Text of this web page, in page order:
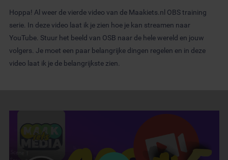
Hoppa! Al weer de vierde video van de Maakiets.nl OBS training
serie. In deze video laat ik je zien hoe je kan streamen naar
YouTube. Stuur het beeld van OSB naar de hele wereld en jouw
volgers. Je moet een paar belangrijke dingen regelen en in deze
video laat ik je de belangrijkste zien.